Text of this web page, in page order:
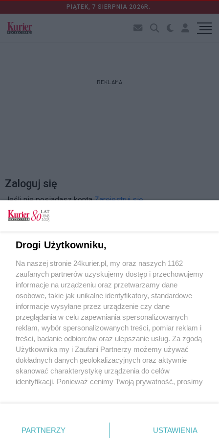
PIĄTEK, 7 SIERPNIA 2026R.
REKLAMA
Zaloguj się
Jeśli nie posiadasz kontaZarejestruj się
Zapamiętać?
Zaloguj
Zapomniałem hasła
Copyright © 2022 Kurier Szczeciński sp. z o.o.
Drogi Użytkowniku,
Na naszej stronie 24kurier.pl, my oraz naszych 1162
zaufanych partnerów uzyskujemy dostęp i przechowujemy
informacje na urządzeniu oraz przetwarzamy dane
osobowe, takie jak unikalne identyfikatory, standardowe
informacje wysyłane przez urządzenie czy dane
przeglądania w celu zapewniania spersonalizowanych
reklam, wybór spersonalizowanych treści, pomiar reklam i
treści, badanie odbiorców oraz ulepszanie usług. Za zgodą
Użytkownika my i Zaufani Partnerzy możemy używać
dokładnych danych geolokalizacyjnych oraz aktywnie
skanować charakterystykę urządzenia do celów
identyfikacji. Ponieważ cenimy Twoją prywatność, prosimy
prywatności znajdujący się w lewym dolnym rogu strony
. Niektóre rodzaje przetwarzania danych nie wymagają
PARTNERZY USTAWIENIA